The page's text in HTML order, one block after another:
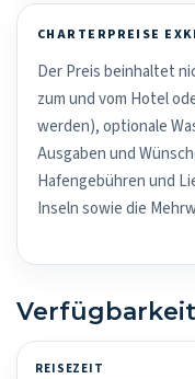
CHARTERPREISE
Der Preis beinhaltet
zum und vom Hotel
werden), optionale
Ausgaben und
Hafengebühren und
Inseln sowie die
REISEZEIT